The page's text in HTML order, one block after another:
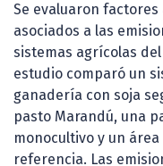
Se evaluaron
asociados a las
sistemas agrícolas
estudio comparó un
ganadería con soja
pasto Marandú, una
monocultivo y un
referencia. Las